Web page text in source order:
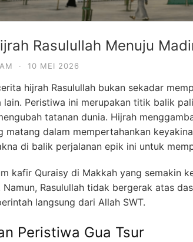
Rasulullah Menuju
· 10 MEI 2026
hijrah Rasulullah bukan sekadar
Peristiwa ini merupakan titik balik
tatanan dunia. Hijrah
matang dalam mempertahankan
di balik perjalanan epik ini untuk
kafir Quraisy di Makkah yang semakin
Rasulullah tidak bergerak atas
langsung dari Allah SWT.
Peristiwa Gua Tsur